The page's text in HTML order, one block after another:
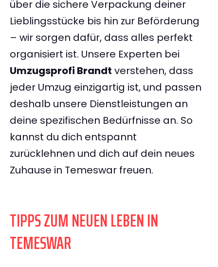
über die sichere Verpackung deiner
Lieblingsstücke bis hin zur Beförderung
– wir sorgen dafür, dass alles perfekt
organisiert ist. Unsere Experten bei
Umzugsprofi Brandt verstehen, dass
jeder Umzug einzigartig ist, und passen
deshalb unsere Dienstleistungen an
deine spezifischen Bedürfnisse an. So
kannst du dich entspannt
zurücklehnen und dich auf dein neues
Zuhause in Temeswar freuen.
TIPPS ZUM NEUEN LEBEN IN
TEMESWAR